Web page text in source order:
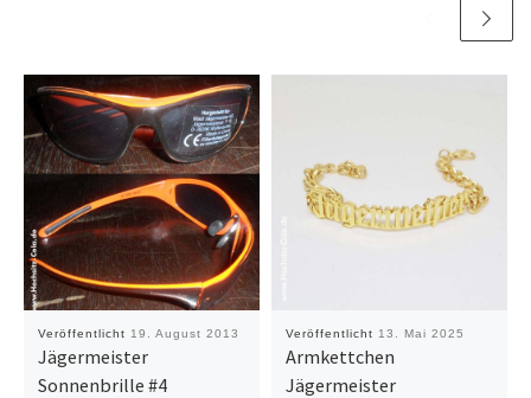
Veröffentlicht 19. August 2013
Jägermeister
Sonnenbrille #4
Veröffentlicht 13. Mai 2025
Armkettchen
Jägermeister